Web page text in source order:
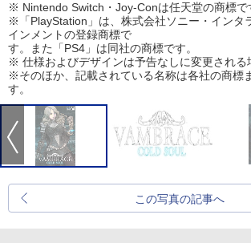
※ Nintendo Switch・Joy-Conは任天堂の商標で
※「PlayStation」は、株式会社ソニー・インタ
インメントの登録商標で
す。また「PS4」は同社の商標です。
※ 仕様およびデザインは予告なしに変更される
※そのほか、記載されている名称は各社の商標
す。
この写真の記事へ